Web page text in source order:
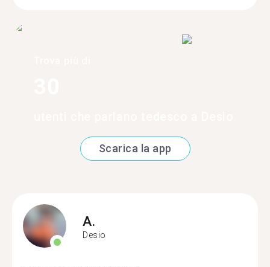
Scarica la app
A.
Desio